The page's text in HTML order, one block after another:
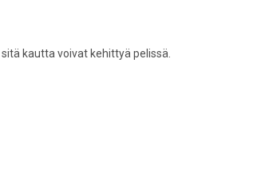
kautta voivat kehittyä pelissä.